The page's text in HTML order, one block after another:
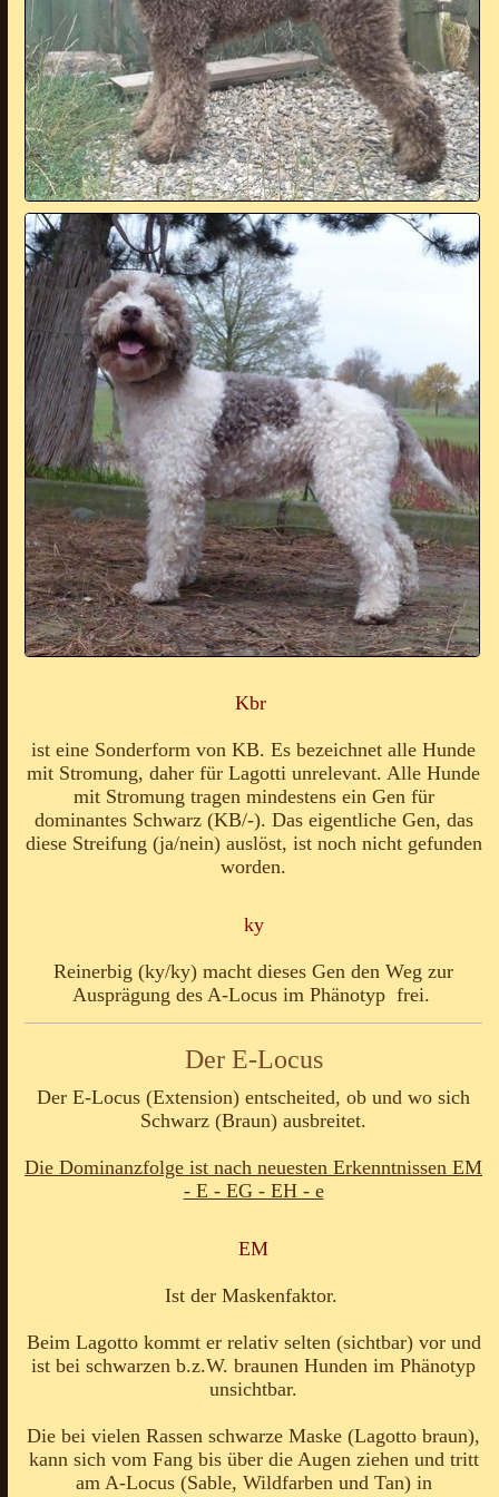
Kbr
ist eine Sonderform von KB. Es bezeichnet alle Hunde
mit Stromung, daher für Lagotti unrelevant. Alle Hunde
mit Stromung tragen mindestens ein Gen für
dominantes Schwarz (KB/-). Das eigentliche Gen, das
diese Streifung (ja/nein) auslöst, ist noch nicht gefunden
worden.
ky
Reinerbig (ky/ky) macht dieses Gen den Weg zur
Ausprägung des A-Locus im Phänotyp frei.
Der E-Locus
Der E-Locus (Extension) entscheited, ob und wo sich
Schwarz (Braun) ausbreitet.
Die Dominanzfolge ist nach neuesten Erkenntnissen EM
- E - EG - EH - e
EM
Ist der Maskenfaktor.
Beim Lagotto kommt er relativ selten (sichtbar) vor und
ist bei schwarzen b.z.W. braunen Hunden im Phänotyp
unsichtbar.
Die bei vielen Rassen schwarze Maske (Lagotto braun),
kann sich vom Fang bis über die Augen ziehen und tritt
am A-Locus (Sable, Wildfarben und Tan) in